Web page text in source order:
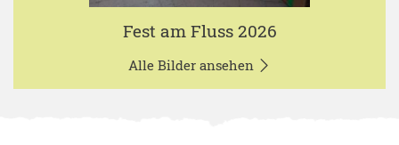
Fest am Fluss 2026
Alle Bilder ansehen